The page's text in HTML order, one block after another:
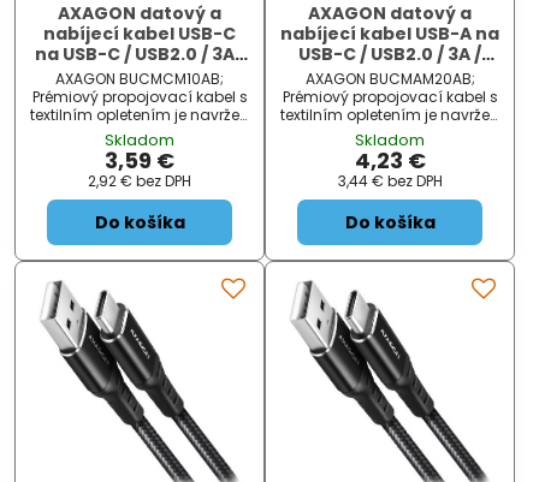
AXAGON datový a
nabíjecí kabel USB-C
na USB-C / USB2.0 / 3A /
PD 60W / opletený / 1m /
černý
AXAGON BUCMCM10AB;
Prémiový propojovací kabel s
textilním opletením je navržen
pro rychlé datové přenosy a
nabíjení telefonů, tabletů a
dalších mobilních zařízení s
portem USB typu C . Konektory
s ponikl...
Skladom
3,59 €
2,92 € bez DPH
Do košíka
AXAGON datový a
nabíjecí kabel USB-A na
USB-C / USB2.0 / 3A /
opletený / 2m / černý
AXAGON BUCMAM20AB;
Prémiový propojovací kabel s
textilním opletením je navržen
pro rychlé datové přenosy a
nabíjení telefonů, tabletů a
dalších mobilních zařízení s
portem USB typu C . Konektory
s ponikl...
Skladom
4,23 €
3,44 € bez DPH
Do košíka